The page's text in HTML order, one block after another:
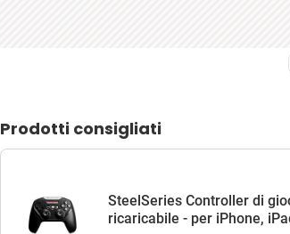
Prodotti consigliati
SteelSeries Controller di
ricaricabile - per iPhone,